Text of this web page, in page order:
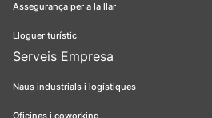
Assegurança per a la llar
Lloguer turístic
Serveis Empresa
Naus industrials i logístiques